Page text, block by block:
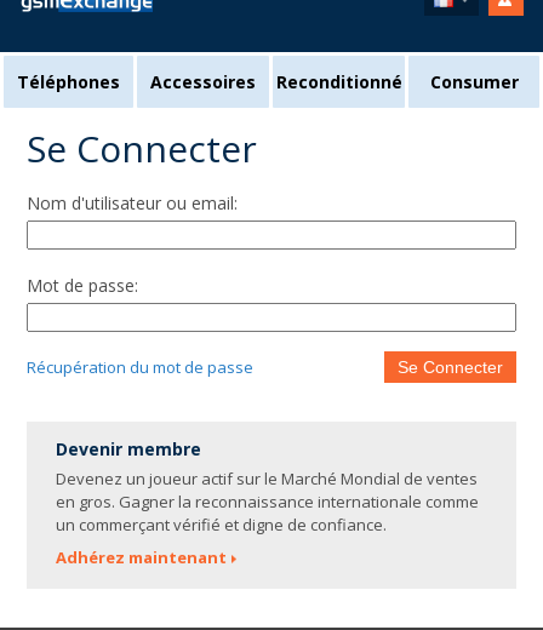
Téléphones Accessoires Reconditionné Consumer
Se Connecter
Nom d'utilisateur ou email:
Mot de passe:
Récupération du mot de passe Se Connecter
Devenir membre
Devenez un joueur actif sur le Marché Mondial de ventes
en gros. Gagner la reconnaissance internationale comme
un commerçant vérifié et digne de confiance.
Adhérez maintenant